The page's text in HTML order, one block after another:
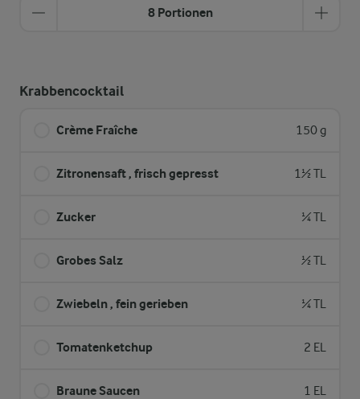
8 Portionen
Krabbencocktail
Crème Fraîche 150 g
Zitronensaft , frisch gepresst 1½ TL
Zucker ¼ TL
Grobes Salz ½ TL
Zwiebeln , fein gerieben ¼ TL
Tomatenketchup 2 EL
Braune Saucen 1 EL